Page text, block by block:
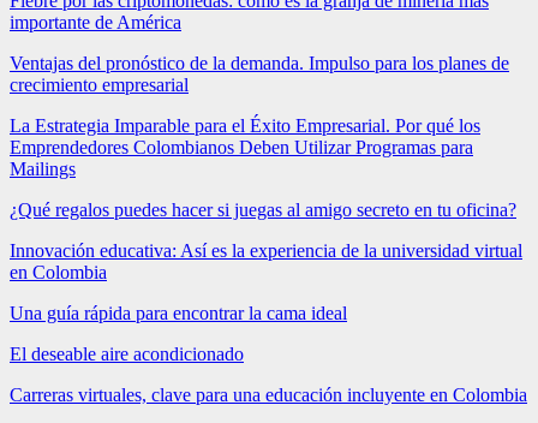
importante de América
Ventajas del pronóstico de la demanda. Impulso para los planes de
crecimiento empresarial
La Estrategia Imparable para el Éxito Empresarial. Por qué los
Emprendedores Colombianos Deben Utilizar Programas para
Mailings
¿Qué regalos puedes hacer si juegas al amigo secreto en tu oficina?
Innovación educativa: Así es la experiencia de la universidad virtual
en Colombia
Una guía rápida para encontrar la cama ideal
El deseable aire acondicionado
Carreras virtuales, clave para una educación incluyente en Colombia